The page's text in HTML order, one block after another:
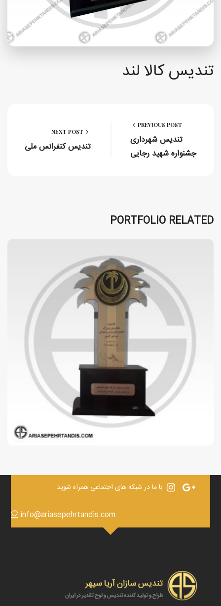
تندیس کالا لند
PREVIOUS POST
تندیس شهرداری
جشنواره شهید رجایی
NEXT POST
تندیس کنفرانس ملی
PORTFOLIO RELATED
با ما در شبکه های اجتماعی همراه شوید
info@ariasepehrtandis.com